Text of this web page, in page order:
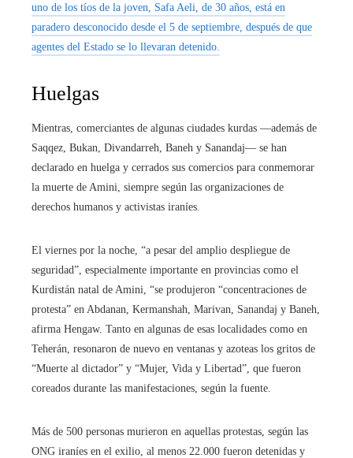
uno de los tíos de la joven, Safa Aeli, de 30 años, está en
paradero desconocido desde el 5 de septiembre, después de que
agentes del Estado se lo llevaran detenido.
Huelgas
Mientras, comerciantes de algunas ciudades kurdas —además de
Saqqez, Bukan, Divandarreh, Baneh y Sanandaj— se han
declarado en huelga y cerrados sus comercios para conmemorar
la muerte de Amini, siempre según las organizaciones de
derechos humanos y activistas iraníes.
El viernes por la noche, “a pesar del amplio despliegue de
seguridad”, especialmente importante en provincias como el
Kurdistán natal de Amini, “se produjeron “concentraciones de
protesta” en Abdanan, Kermanshah, Marivan, Sanandaj y Baneh,
afirma Hengaw. Tanto en algunas de esas localidades como en
Teherán, resonaron de nuevo en ventanas y azoteas los gritos de
“Muerte al dictador” y “Mujer, Vida y Libertad”, que fueron
coreados durante las manifestaciones, según la fuente.
Más de 500 personas murieron en aquellas protestas, según las
ONG iraníes en el exilio, al menos 22.000 fueron detenidas y